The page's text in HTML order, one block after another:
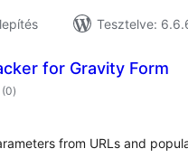
Tesztelve:
for Gravity Form
(0értékelés
összesen
)
from URLs and